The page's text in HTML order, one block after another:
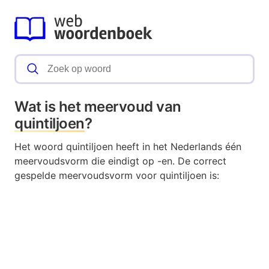
Wat is het meervoud van
quintiljoen?
Het woord quintiljoen heeft in het Nederlands één
meervoudsvorm die eindigt op -en. De correct
gespelde meervoudsvorm voor quintiljoen is: